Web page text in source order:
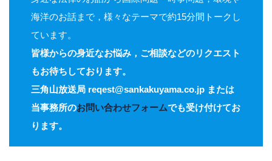
海洋のお話まで，様々なテーマで約15分間トークし
ています。
皆様からの身近なお悩み，ご相談などのリクエスト
もお待ちしております。
三角山放送局 reqest@sankakuyama.co.jp または
当事務所のお問い合わせフォームでも受け付けてお
ります。